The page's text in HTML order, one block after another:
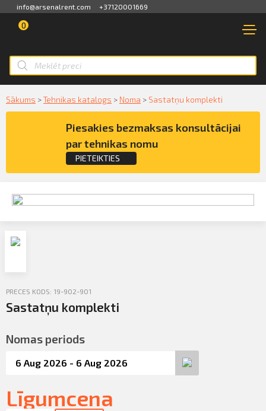
info@arsenalrent.com +37120001669
0
JAUNA TEHNIKA
MAZLIETOTA TEHNIKA
PAKALPOJUMI
PAR MUMS
FOR INVESTORS
Akti, atlikumi objektos
Maksājumu saraksts
Kredītlimita bilance
Pilnvaras
Sazināties
eParaksts
eParaksts mobile
Sākums >Tehnikas katalogs > Noma > Sastatņu komplekti
Piesakies bezmaksas konsultācijai
par tehnikas nomu
PIETEIKTIES
komplekti nomu
PRECES KODS: 19-902-901
Sastatņu komplekti
Nomas periods
Līgumcena